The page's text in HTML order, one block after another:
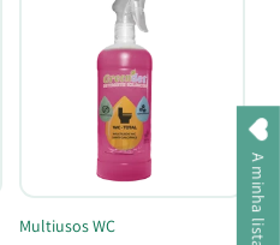
Multiusos WC